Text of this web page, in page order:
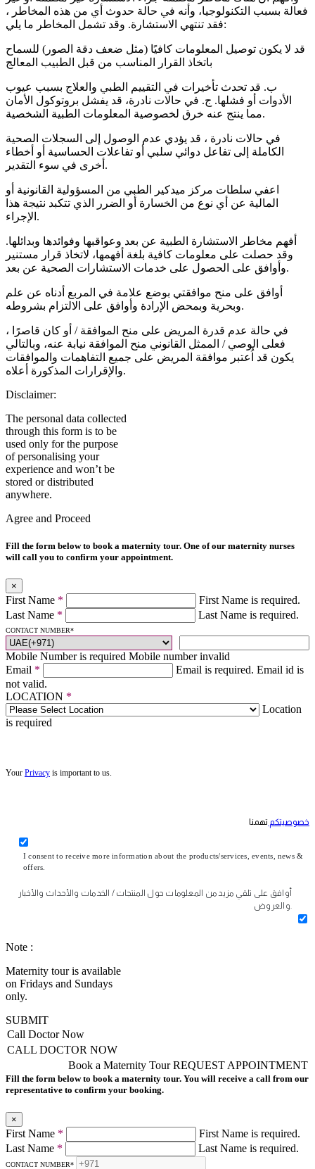
فعالة بسبب التكنولوجيا، وأنه في حالة حدوث أي من هذه المخاطر ،
فقد تنتهي الاستشارة. وقد تشمل المخاطر ما يلي:
قد لا يكون توصيل المعلومات كافيًا (مثل ضعف دقة الصور) للسماح
باتخاذ القرار المناسب من قبل الطبيب المعالج
ب. قد تحدث تأخيرات في التقييم الطبي والعلاج بسبب عيوب
الأدوات أو فشلها. ج. في حالات نادرة، قد يفشل بروتوكول الأمان
مما ينتج عنه خرق لخصوصية المعلومات الطبية الشخصية.
في حالات نادرة ، قد يؤدي عدم الوصول إلى السجلات الصحية
الكاملة إلى تفاعل دوائي سلبي أو تفاعلات الحساسية أو أخطاء
أخرى في سوء التقدير.
اعفي سلطات مركز ميدكير الطبي من المسؤولية القانونية أو
المالية عن أي نوع من الخسارة أو الضرر الذي تتكبد نتيجة هذا
الإجراء.
أفهم مخاطر الاستشارة الطبية عن بعد وعواقبها وفوائدها وبدائلها.
وقد حصلت على معلومات كافية بلغة أفهمها، لاتخاذ قرار مستنير
وأوافق على الحصول على خدمات الاستشارات الصحية عن بعد.
أوافق على منح موافقتي بوضع علامة في المربع أدناه عن علم
وبحرية وبمحض الإرادة وأوافق على الالتزام بشروطه.
في حالة عدم قدرة المريض على منح الموافقة / أو كان قاصرًا ،
فعلى الوصي / الممثل القانوني منح الموافقة نيابة عنه، وبالتالي
يكون قد اُعتبر موافقة المريض على جميع التفاهمات والموافقات
والإقرارات المذكورة أعلاه.
Disclaimer:
The personal data collected
through this form is to be
used only for the purpose
of personalising your
experience and won’t be
stored or distributed
anywhere.
Agree and Proceed
Fill the form below to book a maternity tour. One of our maternity nurses
will call you to confirm your appointment.
×
First Name *
First Name is required.
Last Name * Last Name is required.
CONTACT NUMBER*
Mobile Number is required Mobile number invalid
Email * Email is required. Email id is
not valid.
LOCATION *
Location
is required
Your Privacy is important to us.
خصوصيتكم تهمنا
I consent to receive more information about the products/services, events, news &
offers.
أوافق على تلقي مزيد من المعلومات حول المنتجات / الخدمات والأحداث والأخبار
والعروض.
Note :
Maternity tour is available
on Fridays and Sundays
only.
SUBMIT
Call Doctor Now
CALL DOCTOR NOW
REQUEST APPOINTMENT
Book a Maternity Tour
Fill the form below to book a maternity tour. You will receive a call from our
representative to confirm your booking.
×
First Name *
First Name is required.
Last Name * Last Name is required.
CONTACT NUMBER*